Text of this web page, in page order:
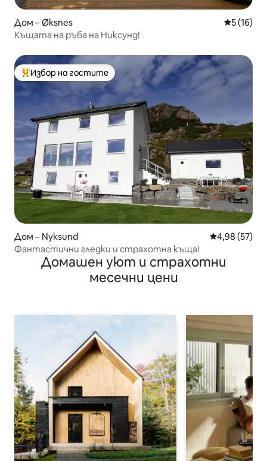
Дом – Øksnes Средна
5 (16)
Къщата на ръба на Никсунд!
Най-популярен избор на гостите
Избор на гостите
Дом – Nyksund Средна
4,98 (57)
Фантастични гледки и страхотна къща!
Домашен уют и страхотни
месечни цени